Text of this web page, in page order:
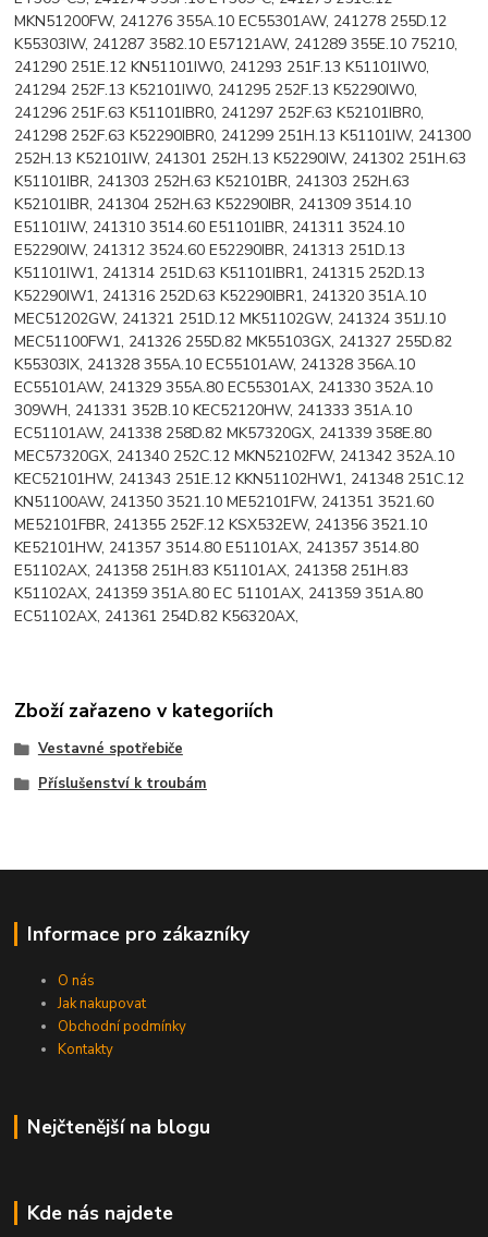
MKN51200FW, 241276 355A.10 EC55301AW, 241278 255D.12
K55303IW, 241287 3582.10 E57121AW, 241289 355E.10 75210,
241290 251E.12 KN51101IW0, 241293 251F.13 K51101IW0,
241294 252F.13 K52101IW0, 241295 252F.13 K52290IW0,
241296 251F.63 K51101IBR0, 241297 252F.63 K52101IBR0,
241298 252F.63 K52290IBR0, 241299 251H.13 K51101IW, 241300
252H.13 K52101IW, 241301 252H.13 K52290IW, 241302 251H.63
K51101IBR, 241303 252H.63 K52101BR, 241303 252H.63
K52101IBR, 241304 252H.63 K52290IBR, 241309 3514.10
E51101IW, 241310 3514.60 E51101IBR, 241311 3524.10
E52290IW, 241312 3524.60 E52290IBR, 241313 251D.13
K51101IW1, 241314 251D.63 K51101IBR1, 241315 252D.13
K52290IW1, 241316 252D.63 K52290IBR1, 241320 351A.10
MEC51202GW, 241321 251D.12 MK51102GW, 241324 351J.10
MEC51100FW1, 241326 255D.82 MK55103GX, 241327 255D.82
K55303IX, 241328 355A.10 EC55101AW, 241328 356A.10
EC55101AW, 241329 355A.80 EC55301AX, 241330 352A.10
309WH, 241331 352B.10 KEC52120HW, 241333 351A.10
EC51101AW, 241338 258D.82 MK57320GX, 241339 358E.80
MEC57320GX, 241340 252C.12 MKN52102FW, 241342 352A.10
KEC52101HW, 241343 251E.12 KKN51102HW1, 241348 251C.12
KN51100AW, 241350 3521.10 ME52101FW, 241351 3521.60
ME52101FBR, 241355 252F.12 KSX532EW, 241356 3521.10
KE52101HW, 241357 3514.80 E51101AX, 241357 3514.80
E51102AX, 241358 251H.83 K51101AX, 241358 251H.83
K51102AX, 241359 351A.80 EC 51101AX, 241359 351A.80
EC51102AX, 241361 254D.82 K56320AX,
Zboží zařazeno v kategoriích
Vestavné spotřebiče
Příslušenství k troubám
Informace pro zákazníky
O nás
Jak nakupovat
Obchodní podmínky
Kontakty
Nejčtenější na blogu
Kde nás najdete